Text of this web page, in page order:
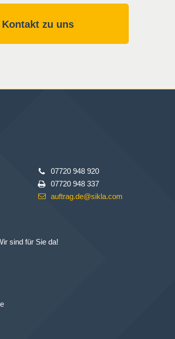
Kontakt zu uns
07720 948 920
07720 948 337
auftrag.de@sikla.com
sind für Sie da!